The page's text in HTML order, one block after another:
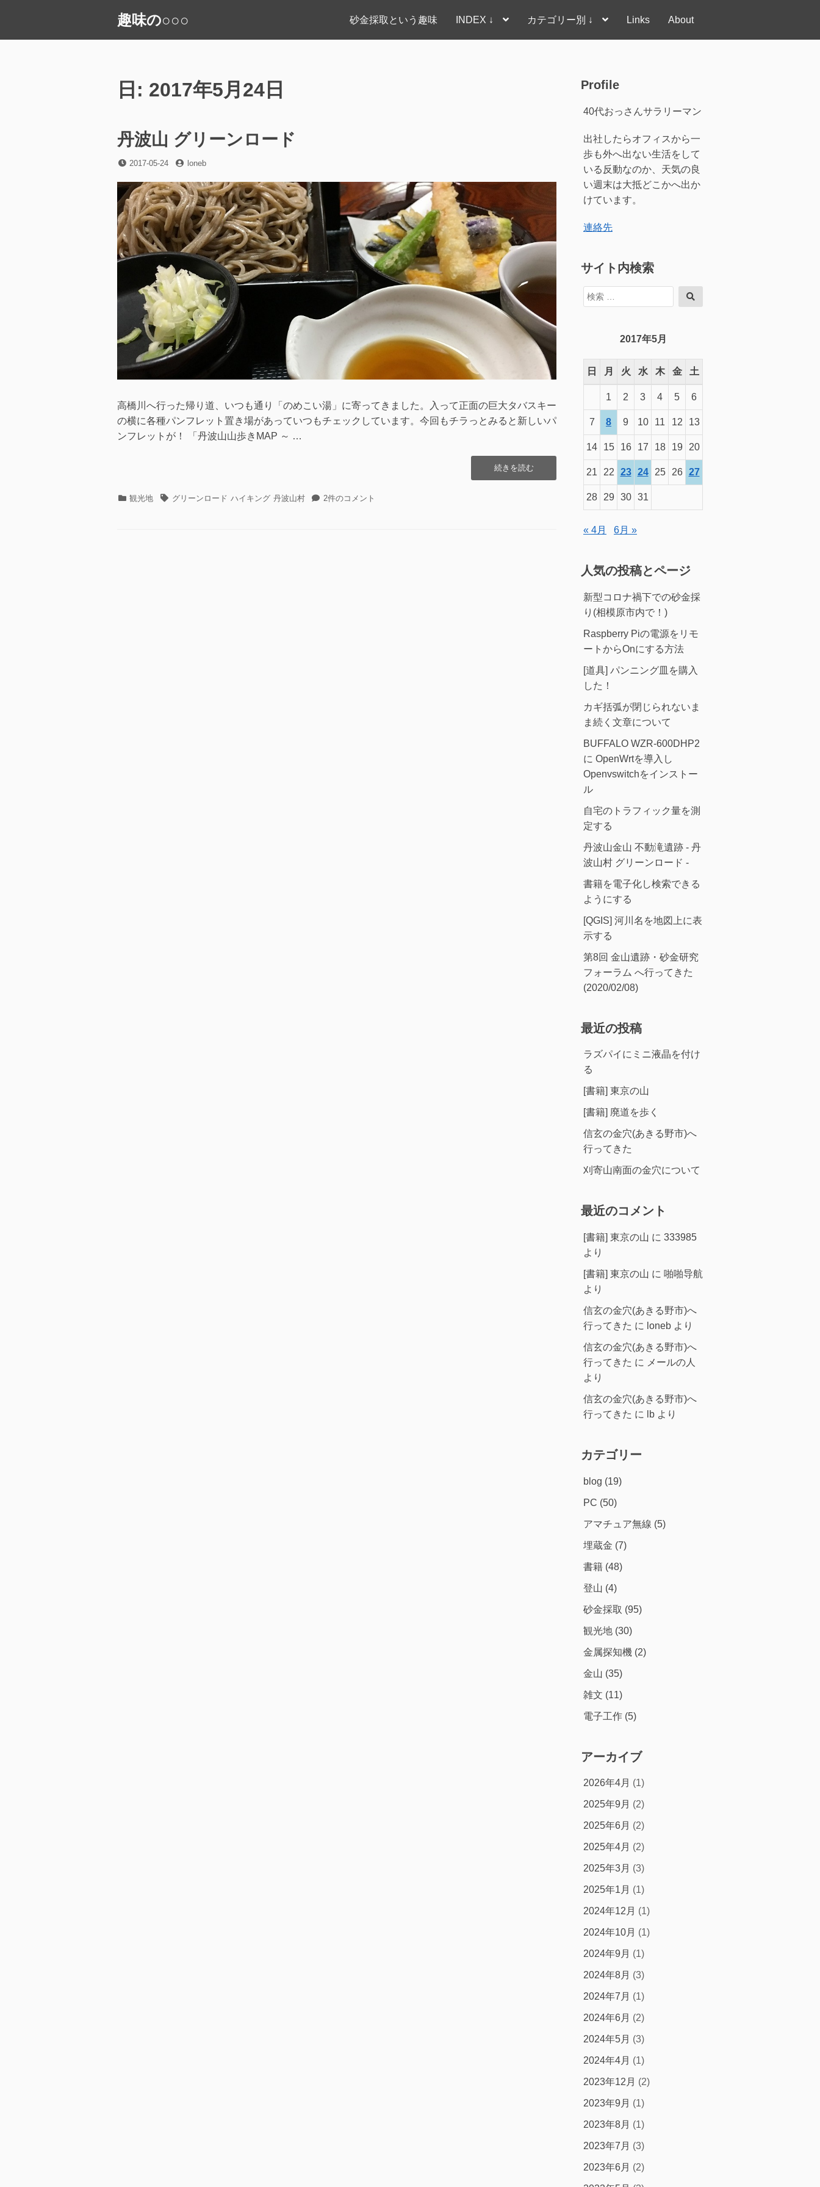
テ
趣味の○○○ 砂金採取という趣味 INDEX ↓ カテゴリー別 ↓ Links About
日: 2017年5月24日
丹波山 グリーンロード
投
日
2017-05-24
投
者
loneb
高橋川へ行った帰り道、いつも通り「のめこい湯」に寄ってきました。入って正面の巨大タバスキー
の横に各種パンフレット置き場があっていつもチェックしています。今回もチラっとみると新しいパ
ンフレットが！ 「丹波山山歩きMAP ～ …
“丹
波
続きを読む
カ 観光地
タ
グリーンロード ハイキング 丹波山村
丹
2件のコメント
Profile
40代おっさんサラリーマン
出社したらオフィスから一
歩も外へ出ない生活をして
いる反動なのか、天気の良
い週末は大抵どこかへ出か
けています。
連絡先
サイト内検索
検
索
索
2017年5月
日 月 火 水 木 金 土
1 2 3 4 5 6
7 8 9 10 11 12 13
14 15 16 17 18 19 20
21 22 23 24 25 26 27
28 29 30 31
« 4月 6月 »
人気の投稿とページ
新型コロナ禍下での砂金採
り(相模原市内で！)
Raspberry Piの電源をリモ
ートからOnにする方法
[道具] パンニング皿を購入
した！
カギ括弧が閉じられないま
ま続く文章について
BUFFALO WZR-600DHP2
に OpenWrtを導入し
Openvswitchをインストー
ル
自宅のトラフィック量を測
定する
丹波山金山 不動滝遺跡 - 丹
波山村 グリーンロード -
書籍を電子化し検索できる
ようにする
[QGIS] 河川名を地図上に表
示する
第8回 金山遺跡・砂金研究
フォーラム へ行ってきた
(2020/02/08)
最近の投稿
ラズパイにミニ液晶を付け
る
[書籍] 東京の山
[書籍] 廃道を歩く
信玄の金穴(あきる野市)へ
行ってきた
刈寄山南面の金穴について
最近のコメント
[書籍] 東京の山 に 333985
より
[書籍] 東京の山 に 啪啪导航
より
信玄の金穴(あきる野市)へ
行ってきた に loneb より
信玄の金穴(あきる野市)へ
行ってきた に メールの人
より
信玄の金穴(あきる野市)へ
行ってきた に lb より
カテゴリー
blog (19)
PC (50)
アマチュア無線 (5)
埋蔵金 (7)
書籍 (48)
登山 (4)
砂金採取 (95)
観光地 (30)
金属探知機 (2)
金山 (35)
雑文 (11)
電子工作 (5)
アーカイブ
2026年4月 (1)
2025年9月 (2)
2025年6月 (2)
2025年4月 (2)
2025年3月 (3)
2025年1月 (1)
2024年12月 (1)
2024年10月 (1)
2024年9月 (1)
2024年8月 (3)
2024年7月 (1)
2024年6月 (2)
2024年5月 (3)
2024年4月 (1)
2023年12月 (2)
2023年9月 (1)
2023年8月 (1)
2023年7月 (3)
2023年6月 (2)